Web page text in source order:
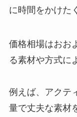
に時間をかけた
価格相場はおお
る素材や方式に
例えば、アクテ
量で丈夫な素材